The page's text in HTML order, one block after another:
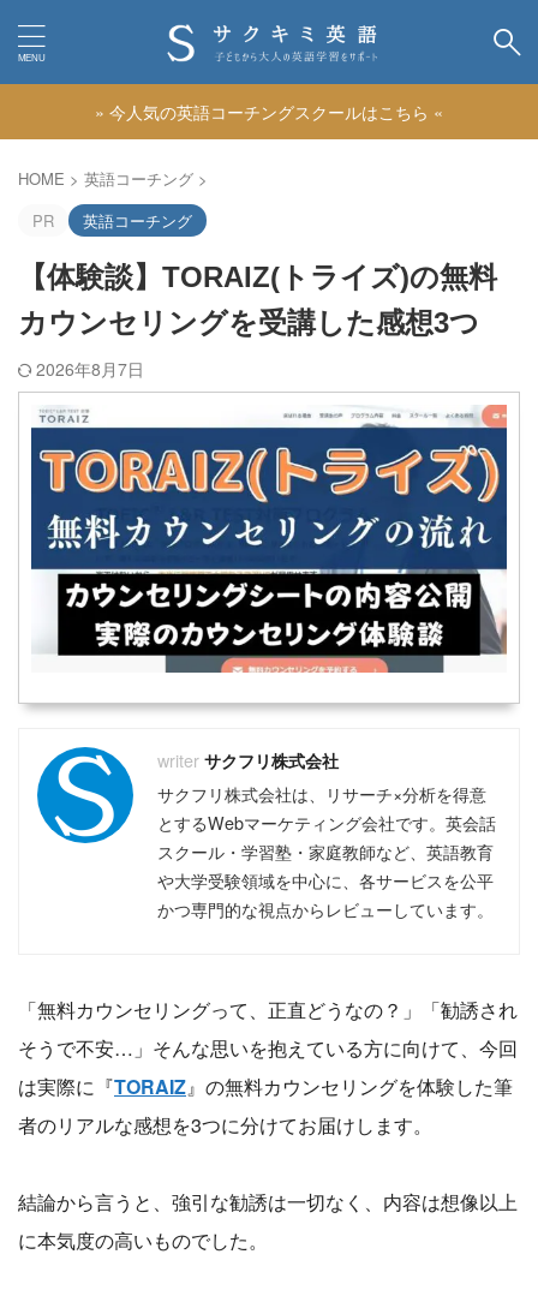
» 今人気の英語コーチングスクールはこちら «
HOME > 英語コーチング >
PR
英語コーチング
【体験談】TORAIZ(トライズ)の無料
カウンセリングを受講した感想3つ
2026年8月7日
サクフリ株式会社
サクフリ株式会社は、リサーチ×分析を得意
とするWebマーケティング会社です。英会話
スクール・学習塾・家庭教師など、英語教育
や大学受験領域を中心に、各サービスを公平
かつ専門的な視点からレビューしています。
「無料カウンセリングって、正直どうなの？」「勧誘され
そうで不安…」そんな思いを抱えている方に向けて、今回
は実際に『TORAIZ』の無料カウンセリングを体験した筆
者のリアルな感想を3つに分けてお届けします。
結論から言うと、強引な勧誘は一切なく、内容は想像以上
に本気度の高いものでした。